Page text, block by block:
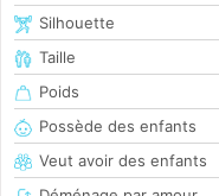
Silhouette
Taille
Poids
Possède des enfants
Veut avoir des enfants